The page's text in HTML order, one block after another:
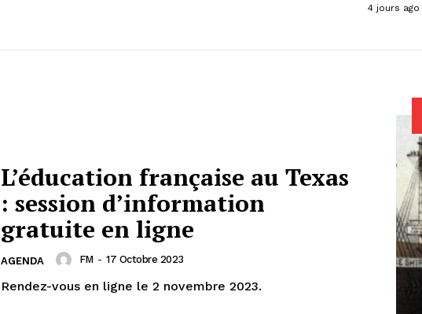
4 jours ago
L’éducation française au Texas
: session d’information
gratuite en ligne
AGENDA FM - 17 Octobre 2023
Rendez-vous en ligne le 2 novembre 2023.